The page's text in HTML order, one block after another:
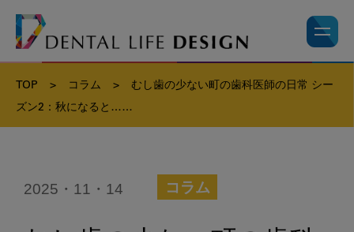
TOP > コラム >
むし歯の少ない町の歯科医師の日常 シー
ズン2：秋になると……
2025・11・14 コラム